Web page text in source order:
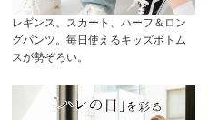
レギンス、スカート、ハーフ＆ロン
グパンツ。毎日使えるキッズボトム
スが勢ぞろい。